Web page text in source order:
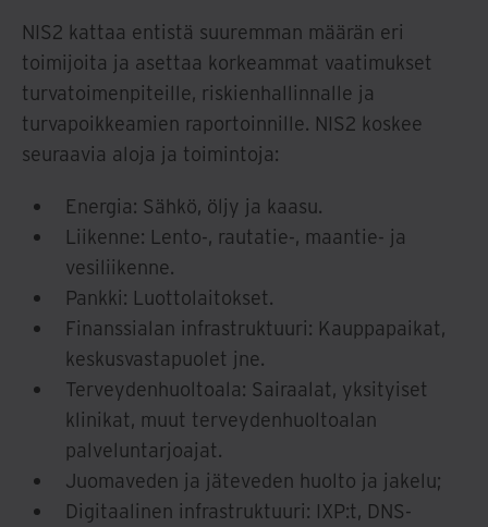
NIS2 kattaa entistä suuremman määrän eri
toimijoita ja asettaa korkeammat vaatimukset
turvatoimenpiteille, riskienhallinnalle ja
turvapoikkeamien raportoinnille. NIS2 koskee
seuraavia aloja ja toimintoja:
Energia: Sähkö, öljy ja kaasu.
Liikenne: Lento-, rautatie-, maantie- ja
vesiliikenne.
Pankki: Luottolaitokset.
Finanssialan infrastruktuuri: Kauppapaikat,
keskusvastapuolet jne.
Terveydenhuoltoala: Sairaalat, yksityiset
klinikat, muut terveydenhuoltoalan
palveluntarjoajat.
Juomaveden ja jäteveden huolto ja jakelu;
Digitaalinen infrastruktuuri: IXP:t, DNS-